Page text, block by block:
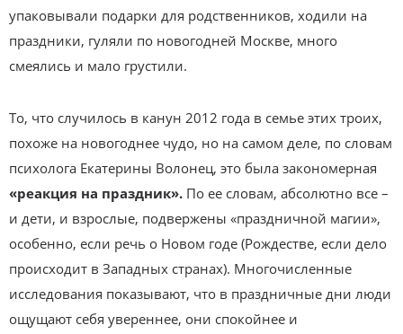
упаковывали подарки для родственников, ходили на
праздники, гуляли по новогодней Москве, много
смеялись и мало грустили.
То, что случилось в канун 2012 года в семье этих троих,
похоже на новогоднее чудо, но на самом деле, по словам
психолога Екатерины Волонец, это была закономерная
«реакция на праздник». По ее словам, абсолютно все –
и дети, и взрослые, подвержены «праздничной магии»,
особенно, если речь о Новом годе (Рождестве, если дело
происходит в Западных странах). Многочисленные
исследования показывают, что в праздничные дни люди
ощущают себя увереннее, они спокойнее и